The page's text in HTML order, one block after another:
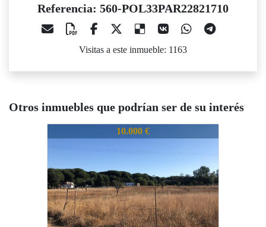
Referencia: 560-POL33PAR22821710
Visitas a este inmueble: 1163
Otros inmuebles que podrían ser de su interés
POL33PAR22821710
560-POL33PAR22821710
8.500 €